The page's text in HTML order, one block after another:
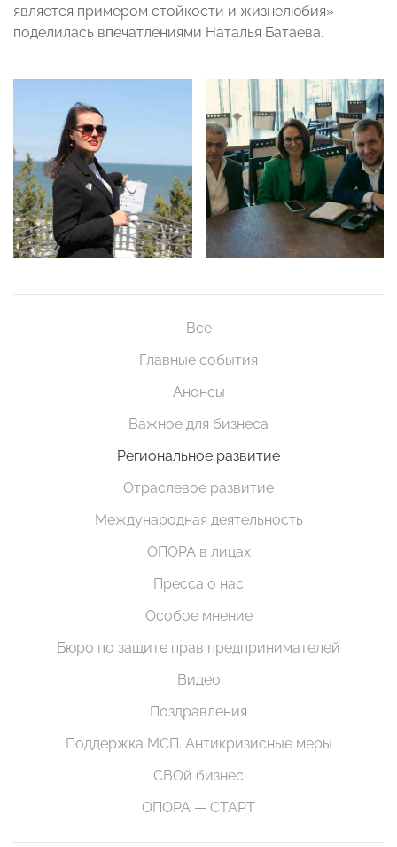
является примером стойкости и жизнелюбия» —
поделилась впечатлениями Наталья Батаева.
Все
Главные события
Анонсы
Важное для бизнеса
Региональное развитие
Отраслевое развитие
Международная деятельность
ОПОРА в лицах
Пресса о нас
Особое мнение
Бюро по защите прав предпринимателей
Видео
Поздравления
Поддержка МСП. Антикризисные меры
СВОй бизнес
ОПОРА — СТАРТ